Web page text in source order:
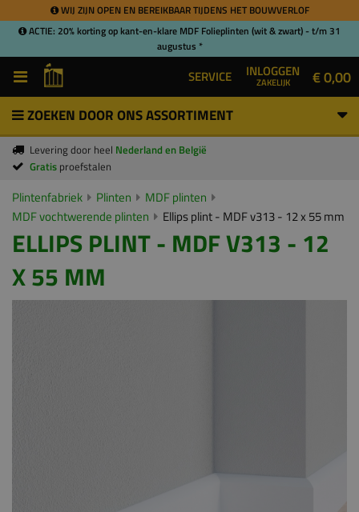
WIJ ZIJN OPEN EN BEREIKBAAR TIJDENS HET BOUWVERLOF
ACTIE: 20% korting op kant-en-klare MDF Folieplinten (wit & zwart) - t/m 31
augustus *
SERVICE INLOGGEN
ZAKELIJK € 0,00
ZOEKEN DOOR ONS ASSORTIMENT
Levering door heel Nederland en België
Gratis proefstalen
Plintenfabriek Plinten
MDF plinten
MDF vochtwerende plinten
Ellips plint - MDF v313 - 12 x 55 mm
ELLIPS PLINT - MDF V313 - 12
X 55 MM